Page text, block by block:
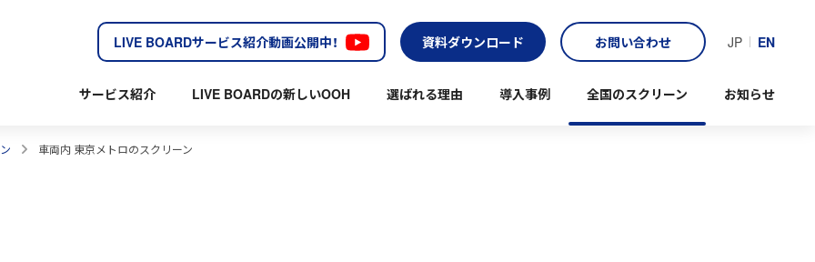
LIVE BOARDサービス紹介動画公開中！ 資料ダウンロード お問い合わせ JP EN
サービス紹介 LIVE BOARDの新しいOOH 選ばれる理由 導入事例 全国のスクリーン お知らせ
車両内 東京メトロのスクリーン